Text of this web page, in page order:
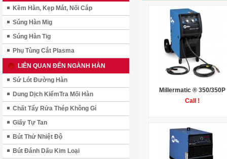
Kềm Hàn, Kẹp Mát, Nối Cáp
Súng Hàn Mig
Súng Hàn Tig
Phụ Tùng Cắt Plasma
LIÊN QUAN ĐẾN NGÀNH HÀN
Sứ Lót Đường Hàn
Dung Dịch KiểmTra Mối Hàn
Chất Tẩy Rửa Thép Không Gỉ
Giấy Tự Tan
Bút Thử Nhiệt Độ
Bút Đánh Dấu Kim Loại
Millermatic ® 350/350P
Call !